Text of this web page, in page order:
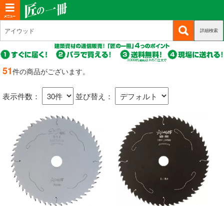
T
o
g
g
l
n
新規会員登録
u
r
e
t)
ログイン
(c
r
r
e
n
t)
u
r
e
商品カテゴリから選ぶ
基礎・土台関連
構造金物
耐震制震
詳細検索
51件の商品がございます。
表示件数： 並び替え：